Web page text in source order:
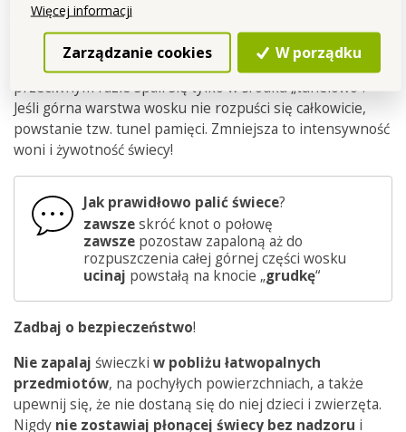
Więcej informacji
Zarządzanie cookies W porządku
Świeca musi dobrze się rozpalić.
górnawarstwaświeczkimusi się upłynnić
przeciwnym razie spali się tylko w środku „tunelowo”.
Jeśli górna warstwa wosku nie rozpuści się całkowicie,
powstanie tzw. tunel pamięci. Zmniejsza to intensywność
woni i żywotność świecy!
Jak prawidłowo palić świece?
zawszeskróć knot o połowę
zawszepozostaw zapaloną aż do
rozpuszczenia całej górnej części wosku
ucinaj powstałą na knocie „grudkę“
Zadbaj o bezpieczeństwo!
Nie zapalaj świeczki w pobliżu łatwopalnych
przedmiotów, na pochyłych powierzchniach, a także
upewnij się, że nie dostaną się do niej dzieci i zwierzęta.
Nigdy nie zostawiaj płonącej świecy bez nadzoru i